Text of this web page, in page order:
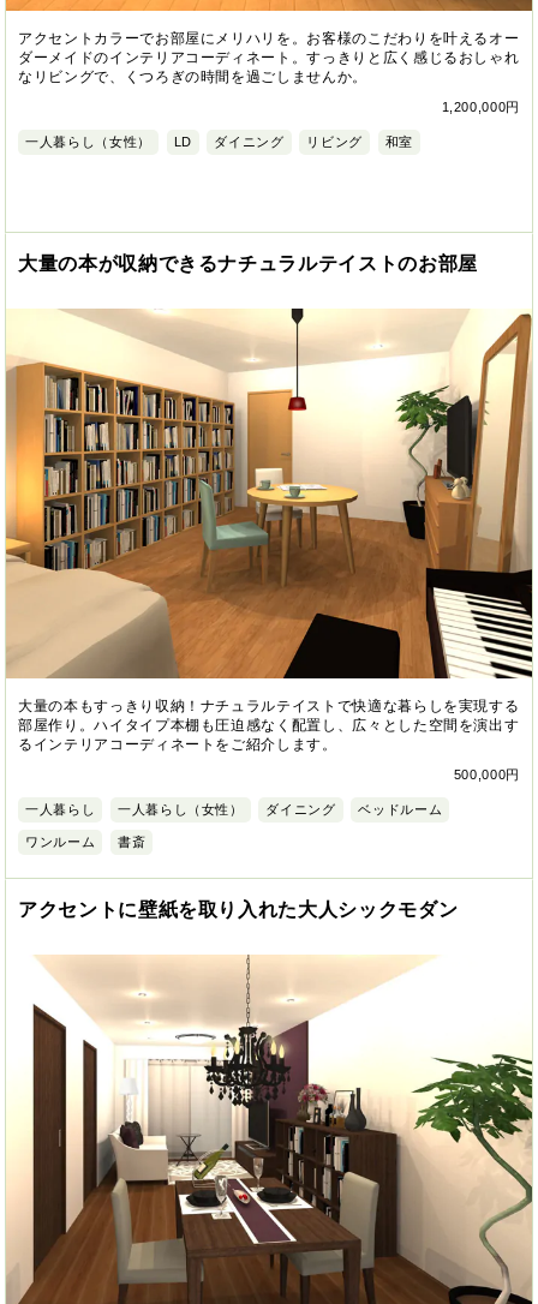
アクセントカラーでお部屋にメリハリを。お客様のこだわりを叶えるオー
ダーメイドのインテリアコーディネート。すっきりと広く感じるおしゃれ
なリビングで、くつろぎの時間を過ごしませんか。
1,200,000円
一人暮らし（女性） LD ダイニング リビング 和室
大量の本が収納できるナチュラルテイストのお部屋
大量の本もすっきり収納！ナチュラルテイストで快適な暮らしを実現する
部屋作り。ハイタイプ本棚も圧迫感なく配置し、広々とした空間を演出す
るインテリアコーディネートをご紹介します。
500,000円
一人暮らし 一人暮らし（女性） ダイニング ベッドルーム
ワンルーム 書斎
アクセントに壁紙を取り入れた大人シックモダン